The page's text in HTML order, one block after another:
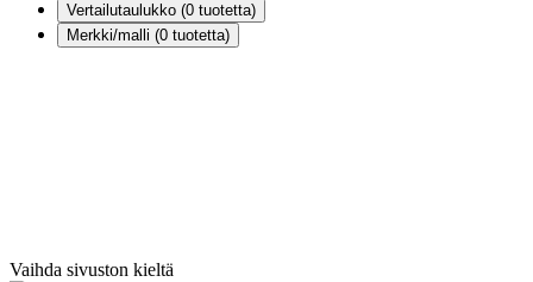
Vertailutaulukko (0 tuotetta)
Merkki/malli (0 tuotetta)
Vaihda sivuston kieltä